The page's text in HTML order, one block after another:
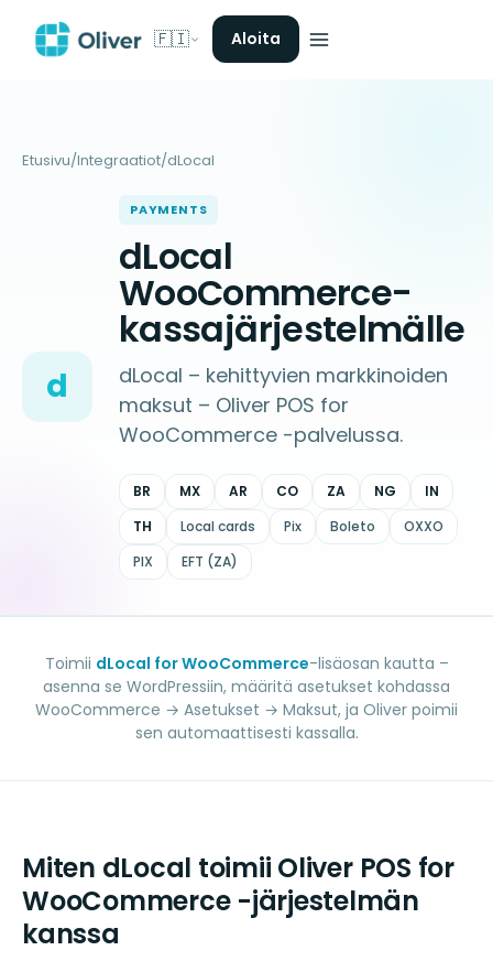
🇫🇮 Aloita
Etusivu/Integraatiot/dLocal
d
PAYMENTS
dLocal
WooCommerce-
kassajärjestelmälle
dLocal – kehittyvien markkinoiden
maksut – Oliver POS for
WooCommerce -palvelussa.
BR MX AR CO ZA NG
IN
TH
Local cards Pix Boleto
OXXO
PIX
EFT (ZA)
Toimii dLocal for WooCommerce-lisäosan kautta –
asenna se WordPressiin, määritä asetukset kohdassa
WooCommerce → Asetukset → Maksut, ja Oliver poimii
sen automaattisesti kassalla.
Miten dLocal toimii Oliver POS for
WooCommerce -järjestelmän
kanssa